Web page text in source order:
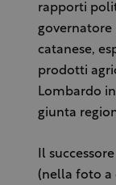
rapporti
governatore
catanese,
prodotti
Lombardo
giunta
Il
(nella foto a